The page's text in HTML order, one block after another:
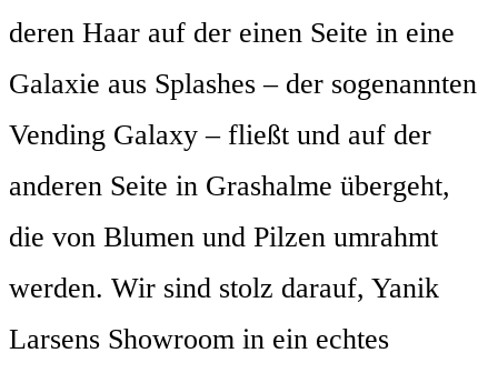
deren Haar auf der einen Seite in eine
Galaxie aus Splashes – der sogenannten
Vending Galaxy – fließt und auf der
anderen Seite in Grashalme übergeht,
die von Blumen und Pilzen umrahmt
werden. Wir sind stolz darauf, Yanik
Larsens Showroom in ein echtes